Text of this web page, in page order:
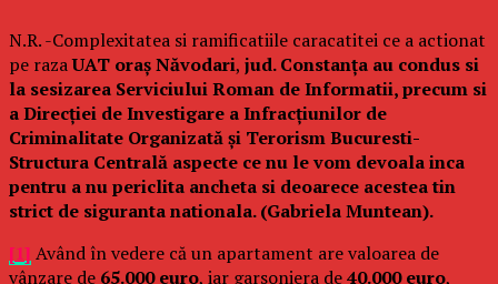
N.R. -Complexitatea si ramificatiile caracatitei ce a actionat
pe razaUAT oraș Năvodari, jud. Constanța au condus si
la sesizarea Serviciului Roman de Informatii, precum si
a Direcției de Investigare a Infracțiunilor de
Criminalitate Organizată și Terorism Bucuresti-
Structura Centrală aspecte ce nu le vom devoala inca
pentru a nu periclita ancheta si deoarece acestea tin
strict de siguranta nationala. (Gabriela Muntean).
[1] Având în vedere că un apartament are valoarea de
vânzare de 65.000 euro, iar garsoniera de40.000 euro,